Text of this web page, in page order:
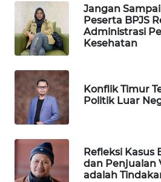
Jangan
Peserta BPJS
Administrasi
Kesehatan
Konflik Timur
Politik Luar
Refleksi Kasus
dan Penjualan
adalah
LPKKI
LKKI
PORTAL
KONSUMEN
FORWAMKI
ALPERKLINAS